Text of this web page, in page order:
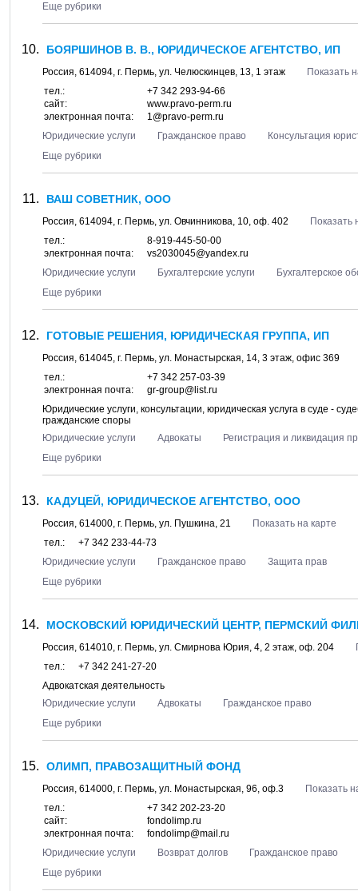
Еще рубрики
БОЯРШИНОВ В. В., ЮРИДИЧЕСКОЕ АГЕНТСТВО, ИП
Россия, 614094, г. Пермь, ул. Челюскинцев, 13, 1 этаж
Показать
тел.:
+7 342 293-94-66
сайт:
www.pravo-perm.ru
электронная почта:
1@pravo-perm.ru
Юридические услуги
Гражданское право
Консультация
Еще рубрики
ВАШ СОВЕТНИК, ООО
Россия, 614094, г. Пермь, ул. Овчинникова, 10, оф. 402
Показать
тел.:
8-919-445-50-00
электронная почта:
vs2030045@yandex.ru
Юридические услуги
Бухгалтерские услуги
Бухгалтерское
Еще рубрики
ГОТОВЫЕ РЕШЕНИЯ, ЮРИДИЧЕСКАЯ ГРУППА, ИП
Россия, 614045, г. Пермь, ул. Монастырская, 14, 3 этаж, офис 369
тел.:
+7 342 257-03-39
электронная почта:
gr-group@list.ru
Юридические услуги, консультации, юридическая услуга в суде -
гражданские споры
Юридические услуги
Адвокаты
Регистрация и ликвидация
Еще рубрики
КАДУЦЕЙ, ЮРИДИЧЕСКОЕ АГЕНТСТВО, ООО
Россия, 614000, г. Пермь, ул. Пушкина, 21
Показать на карте
тел.:
+7 342 233-44-73
Юридические услуги
Гражданское право
Защита прав
Еще рубрики
МОСКОВСКИЙ ЮРИДИЧЕСКИЙ ЦЕНТР, ПЕРМСКИЙ
Россия, 614010, г. Пермь, ул. Смирнова Юрия, 4, 2 этаж, оф. 204
тел.:
+7 342 241-27-20
Адвокатская деятельность
Юридические услуги
Адвокаты
Гражданское право
Еще рубрики
ОЛИМП, ПРАВОЗАЩИТНЫЙ ФОНД
Россия, 614000, г. Пермь, ул. Монастырская, 96, оф.3
Показать
тел.:
+7 342 202-23-20
сайт:
fondolimp.ru
электронная почта:
fondolimp@mail.ru
Юридические услуги
Возврат долгов
Гражданское право
Еще рубрики